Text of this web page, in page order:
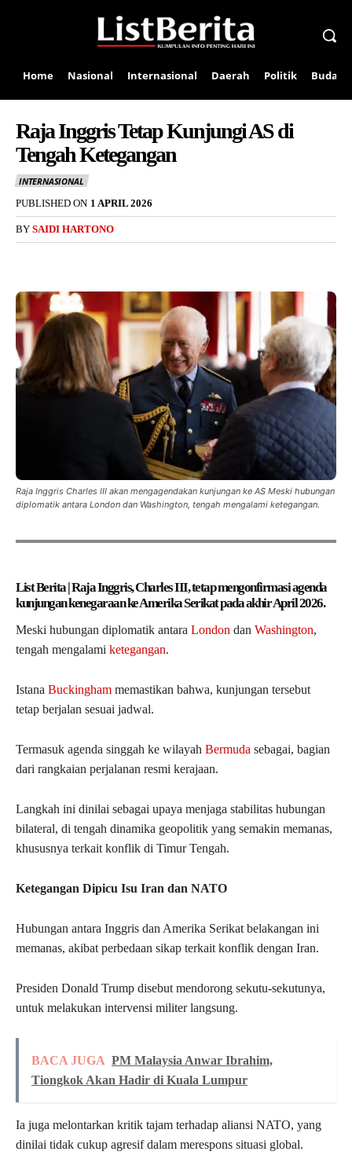
Home Nasional Internasional Daerah Politik Budaya
Raja Inggris Tetap Kunjungi AS di
Tengah Ketegangan
INTERNASIONAL
PUBLISHED ON 1 APRIL 2026
BY SAIDI HARTONO
Raja Inggris Charles III akan mengagendakan kunjungan ke AS Meski hubungan
diplomatik antara London dan Washington, tengah mengalami ketegangan.
List Berita | Raja Inggris, Charles III, tetap mengonfirmasi agenda
kunjungan kenegaraan ke Amerika Serikat pada akhir April 2026.
Meski hubungan diplomatik antara London dan Washington,
tengah mengalami ketegangan.
Istana Buckingham memastikan bahwa, kunjungan tersebut
tetap berjalan sesuai jadwal.
Termasuk agenda singgah ke wilayah Bermuda sebagai, bagian
dari rangkaian perjalanan resmi kerajaan.
Langkah ini dinilai sebagai upaya menjaga stabilitas hubungan
bilateral, di tengah dinamika geopolitik yang semakin memanas,
khususnya terkait konflik di Timur Tengah.
Ketegangan Dipicu Isu Iran dan NATO
Hubungan antara Inggris dan Amerika Serikat belakangan ini
memanas, akibat perbedaan sikap terkait konflik dengan Iran.
Presiden Donald Trump disebut mendorong sekutu-sekutunya,
untuk melakukan intervensi militer langsung.
BACA JUGA PM Malaysia Anwar Ibrahim,
Tiongkok Akan Hadir di Kuala Lumpur
Ia juga melontarkan kritik tajam terhadap aliansi NATO, yang
dinilai tidak cukup agresif dalam merespons situasi global.